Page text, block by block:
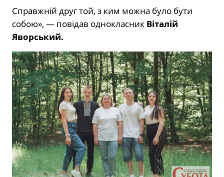
Справжній друг той, з ким можна було бути
собою», — повідав однокласник Віталій
Яворський.